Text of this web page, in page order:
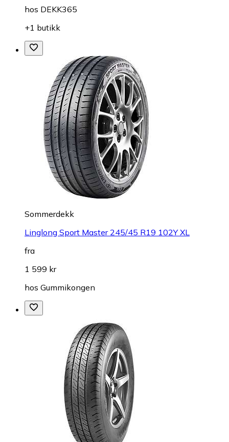
hos DEKK365
+1 butikk
Sommerdekk
Linglong Sport Master 245/45 R19 102Y XL
fra
1 599 kr
hos Gummikongen